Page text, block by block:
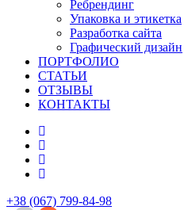
Ребрендинг
Упаковка и этикетка
Разработка сайта
Графический дизайн
ПОРТФОЛИО
СТАТЬИ
ОТЗЫВЫ
КОНТАКТЫ
+38 (067) 799-84-98